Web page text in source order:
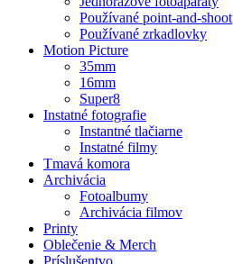
Používané point-and-shoot
Používané zrkadlovky
Motion Picture
35mm
16mm
Super8
Instatné fotografie
Instantné tlačiarne
Instatné filmy
Tmavá komora
Archivácia
Fotoalbumy
Archivácia filmov
Printy
Oblečenie & Merch